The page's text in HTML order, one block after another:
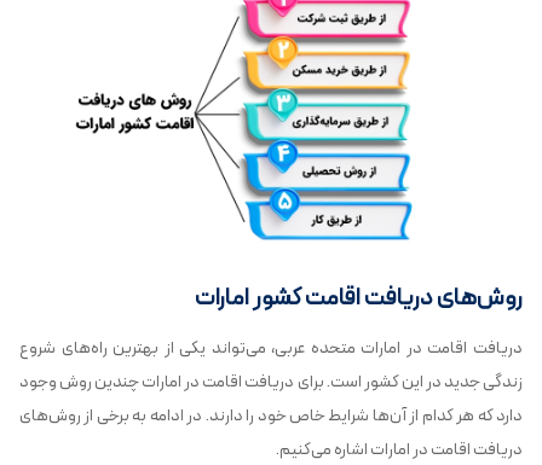
روش‌های دریافت اقامت کشور امارات
دریافت اقامت در امارات متحده عربی، می‌تواند یکی از بهترین راه‌های شروع
زندگی جدید در این کشور است. برای دریافت اقامت در امارات چندین روش وجود
دارد که هر کدام از آن‌ها شرایط خاص خود را دارند. در ادامه به برخی از روش‌های
دریافت اقامت در امارات اشاره می‌کنیم.